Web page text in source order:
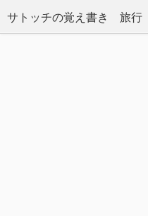
サトッチの覚え書き 旅行